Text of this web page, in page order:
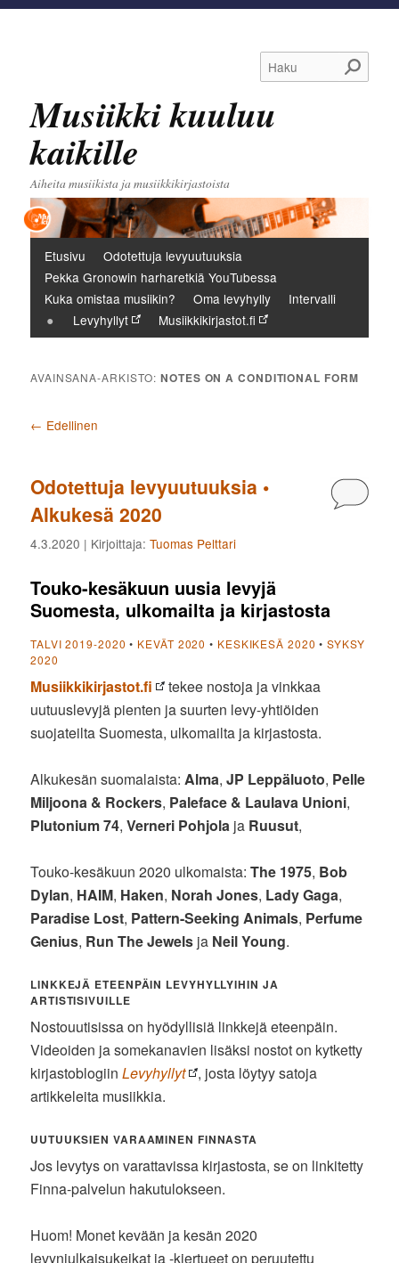
Haku
Musiikki kuuluu
kaikille
Aiheita musiikista ja musiikkikirjastoista
Päävalikko
Etusivu
Odotettuja levyuutuuksia
Pekka Gronowin harharetkiä YouTubessa
Kuka omistaa musiikin?
Oma levyhylly
Intervalli
Levyhyllyt
Musiikkikirjastot.fi
AVAINSANA-ARKISTO:NOTES ON A CONDITIONAL FORM
Artikkelien selaus
← Edellinen
Odotettuja levyuutuuksia •
Alkukesä 2020
4.3.2020 | Kirjoittaja:Tuomas Pelttari
Touko-kesäkuun uusia levyjä
Suomesta, ulkomailta ja kirjastosta
TALVI 2019-2020 • KEVÄT 2020 • KESKIKESÄ 2020 •SYKSY
2020
Musiikkikirjastot.fi
tekee nostoja ja vinkkaa
uutuuslevyjä pienten ja suurten levy-yhtiöiden
suojateilta Suomesta, ulkomailta ja kirjastosta.
Alkukesän suomalaista: Alma,JP Leppäluoto, Pelle
Miljoona & Rockers, Paleface & Laulava Unioni,
Plutonium 74,Verneri Pohjola ja Ruusut,
Touko-kesäkuun 2020 ulkomaista:The 1975, Bob
Dylan, HAIM, Haken, Norah Jones, Lady Gaga,
Paradise Lost, Pattern-Seeking Animals, Perfume
Genius, Run The Jewels ja Neil Young.
LINKKEJÄ ETEENPÄIN LEVYHYLLYIHIN JA
ARTISTISIVUILLE
Nostouutisissa on hyödyllisiä linkkejä eteenpäin.
Videoiden ja somekanavien lisäksi nostot on kytketty
kirjastoblogiinLevyhyllyt
, josta löytyy satoja
artikkeleita musiikkia.
UUTUUKSIEN VARAAMINEN FINNASTA
Jos levytys on varattavissa kirjastosta, se on linkitetty
Finna-palvelun hakutulokseen.
Huom! Monet kevään ja kesän 2020
levynjulkaisukeikat ja -kiertueet on peruutettu